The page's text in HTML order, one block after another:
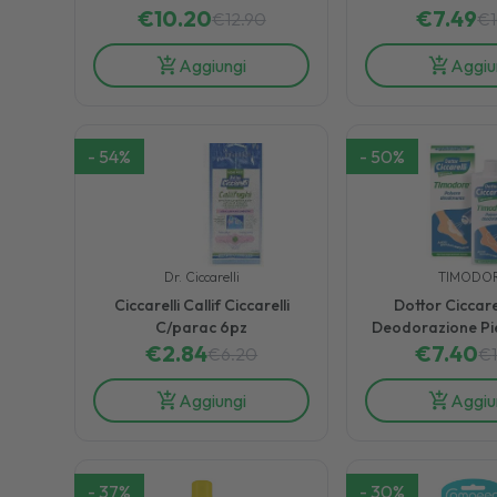
e Piedi 75 ml
€10.20€12.90
Aggiungi
Rapido dal
€7.49€
- 54%
Dr. Ciccarelli
Ciccarelli Callif Ciccarelli
C/parac 6pz
€2.84€6.20
Aggiungi
- 50%
Dottor
Deodorazione
Assorbente
€7.40€
- 37% - 30%